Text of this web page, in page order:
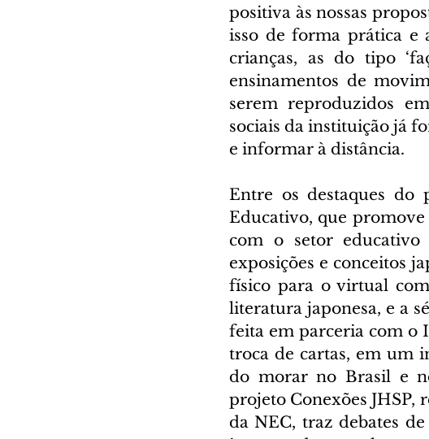
positiva às nossas
isso de forma prática e
crianças, as do tipo
ensinamentos de
serem reproduzidos
sociais da instituição já
e informar à distância.
Entre os destaques do
Educativo, que
com o setor educativo
exposições e conceitos
físico para o virtual
literatura japonesa, e a
feita em parceria com o
troca de cartas, em um
do morar no Brasil e
projeto Conexões JHSP,
da NEC, traz debates